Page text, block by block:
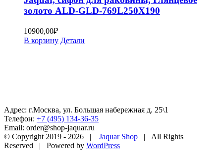
золото ALD-GLD-769L250X190
10900,00₽
В корзину Детали
Адрес: г.Москва, ул. Большая набережная д. 25\1
Телефон: +7 (495) 134-36-35
Email: order@shop-jaquar.ru
© Copyright 2019 - 2026 | Jaquar Shop | All Rights
Reserved | Powered by WordPress